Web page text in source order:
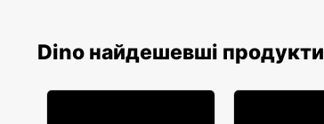
Dino найдешевші продукти